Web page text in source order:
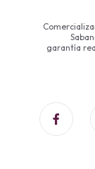
garantía